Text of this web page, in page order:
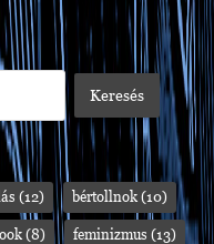
(12) bértollnok (10)
(8) feminizmus (13)